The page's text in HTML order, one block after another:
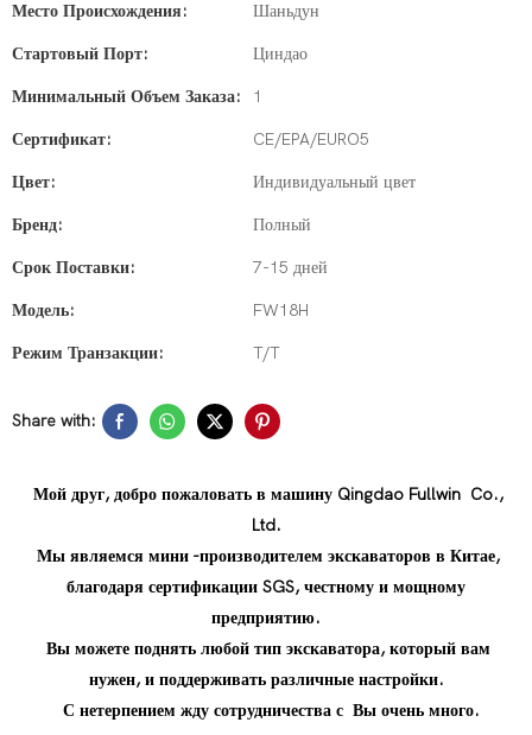
Место Происхождения: Шаньдун
Стартовый Порт: Циндао
Минимальный Объем Заказа: 1
Сертификат: CE/EPA/EURO5
Цвет: Индивидуальный цвет
Бренд: Полный
Срок Поставки: 7-15 дней
Модель: FW18H
Режим Транзакции: T/T
Share with:
Мой друг, добро пожаловать в машину Qingdao Fullwin Co.,
Ltd.
Мы являемся мини -производителем экскаваторов в Китае,
благодаря сертификации SGS, честному и мощному
предприятию.
Вы можете поднять любой тип экскаватора, который вам
нужен, и поддерживать различные настройки.
С нетерпением жду сотрудничества с Вы очень много.